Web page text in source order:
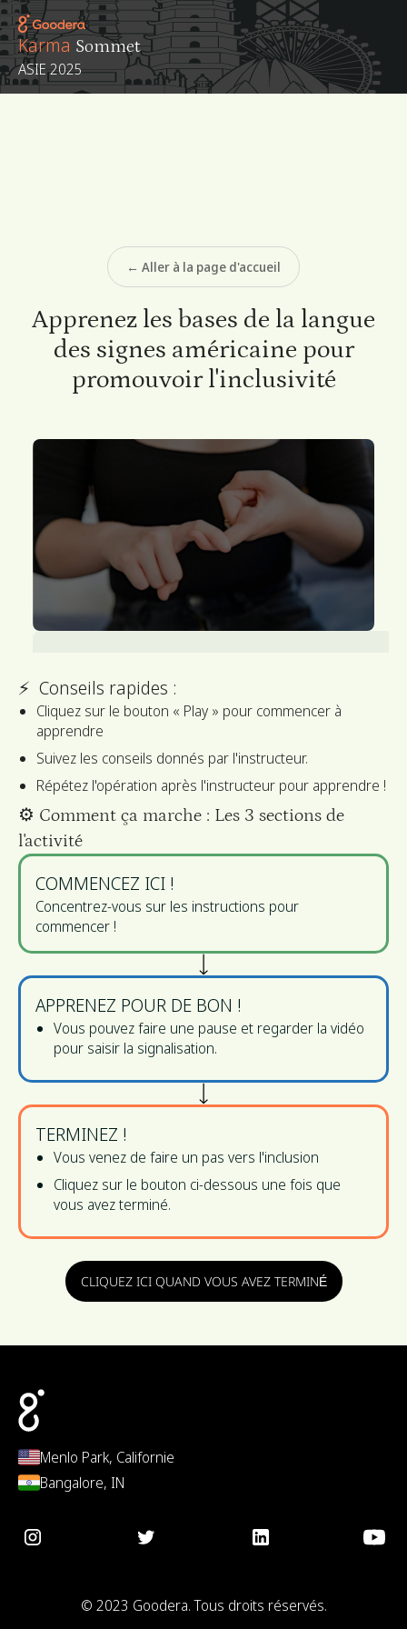
Karma Sommet
ASIE 2025
← Aller à la page d'accueil
Apprenez les bases de la langue
des signes américaine pour
promouvoir l'inclusivité
⚡ ️ Conseils rapides :
Cliquez sur le bouton « Play » pour commencer à
apprendre
Suivez les conseils donnés par l'instructeur.
Répétez l'opération après l'instructeur pour apprendre !
⚙️️ Comment ça marche : Les 3 sections de
l'activité
COMMENCEZ ICI !
Concentrez-vous sur les instructions pour
commencer !
APPRENEZ POUR DE BON !
Vous pouvez faire une pause et regarder la vidéo
pour saisir la signalisation.
TERMINEZ !
Vous venez de faire un pas vers l'inclusion
Cliquez sur le bouton ci-dessous une fois que
vous avez terminé.
CLIQUEZ ICI QUAND VOUS AVEZ TERMINÉ
Menlo Park, Californie
Bangalore, IN
© 2023 Goodera. Tous droits réservés.